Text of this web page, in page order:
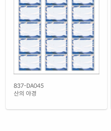
837-DA045
산의 야경